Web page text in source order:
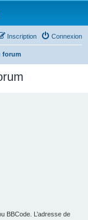
Connexion
Inscription
forum
BBCode. L’adresse de